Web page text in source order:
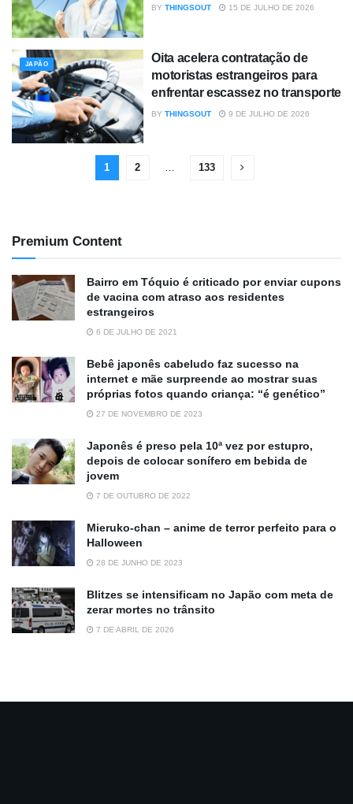
BY THINGSOUT 15 DE JULHO DE 2026
JAPÃO
Oita acelera contratação de
motoristas estrangeiros para
enfrentar escassez no transporte
BY THINGSOUT 9 DE JULHO DE 2026
1 2 … 133
Premium Content
Bairro em Tóquio é criticado por enviar cupons
de vacina com atraso aos residentes
estrangeiros
6 DE JULHO DE 2021
Bebê japonês cabeludo faz sucesso na
internet e mãe surpreende ao mostrar suas
próprias fotos quando criança: “é genético”
27 DE NOVEMBRO DE 2023
Japonês é preso pela 10ª vez por estupro,
depois de colocar sonífero em bebida de
jovem
7 DE OUTUBRO DE 2022
Mieruko-chan – anime de terror perfeito para o
Halloween
28 DE JUNHO DE 2023
Blitzes se intensificam no Japão com meta de
zerar mortes no trânsito
7 DE ABRIL DE 2026